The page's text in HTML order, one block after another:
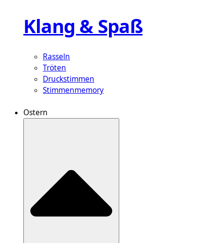
Klang & Spaß
Rasseln
Tröten
Druckstimmen
Stimmenmemory
Ostern